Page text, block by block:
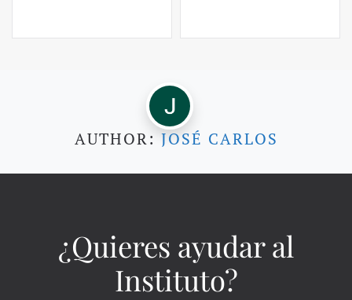
AUTHOR: JOSÉ CARLOS
¿Quieres ayudar al
Instituto?